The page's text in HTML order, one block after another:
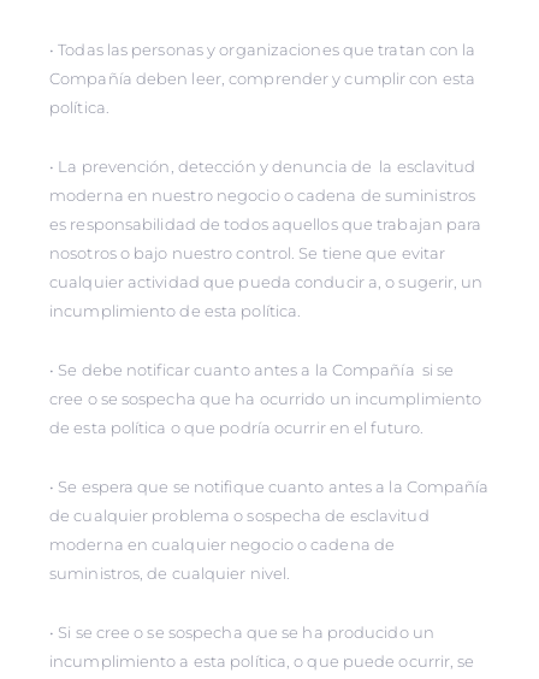
• Todas las personas y organizaciones que tratan con la
Compañía deben leer, comprender y cumplir con esta
política.
• La prevención, detección y denuncia de la esclavitud
moderna en nuestro negocio o cadena de suministros
es responsabilidad de todos aquellos que trabajan para
nosotros o bajo nuestro control. Se tiene que evitar
cualquier actividad que pueda conducir a, o sugerir, un
incumplimiento de esta política.
• Se debe notificar cuanto antes a la Compañía si se
cree o se sospecha que ha ocurrido un incumplimiento
de esta política o que podría ocurrir en el futuro.
• Se espera que se notifique cuanto antes a la Compañía
de cualquier problema o sospecha de esclavitud
moderna en cualquier negocio o cadena de
suministros, de cualquier nivel.
• Si se cree o se sospecha que se ha producido un
incumplimiento a esta política, o que puede ocurrir, se